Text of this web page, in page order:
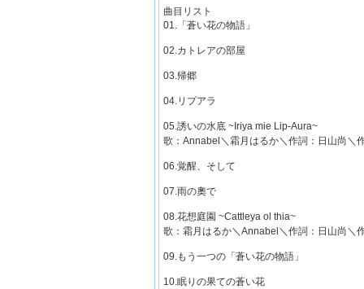
曲目リスト
01.「蒼い花の物語」
02.カトレアの部屋
03.帰郷
04.リプアラ
05.誘いの水底 ~Iriya mie Lip-Aura~
歌：Annabel＼霜月はるか＼作詞：日山尚＼
06.覚醒、そして
07.雨の奧で
08.花想庭園 ~Cattleya ol thia~
歌：霜月はるか＼Annabel＼作詞：日山尚＼
09.もう一つの「蒼い花の物語」
10.眠りの果ての蒼い花